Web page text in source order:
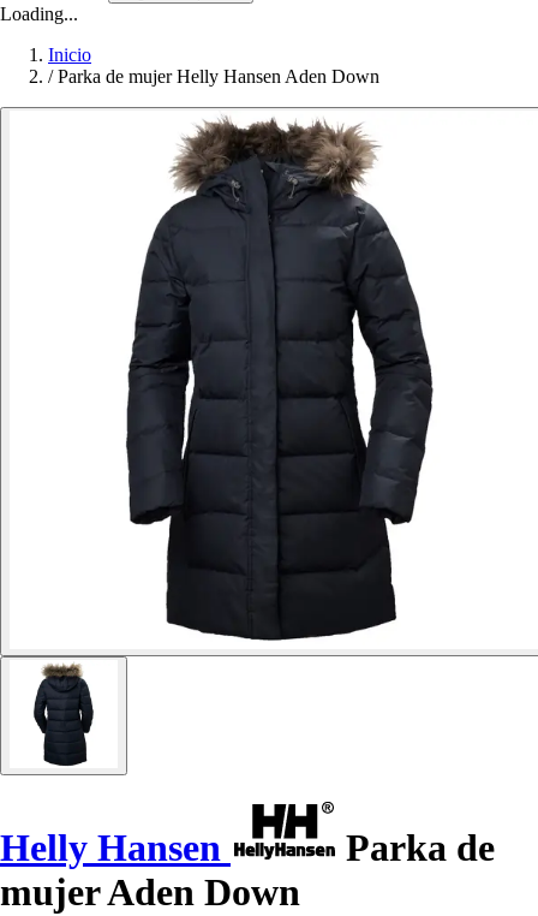
Loading...
Inicio
/ Parka de mujer Helly Hansen Aden Down
Helly Hansen
Parka de
mujer Aden Down